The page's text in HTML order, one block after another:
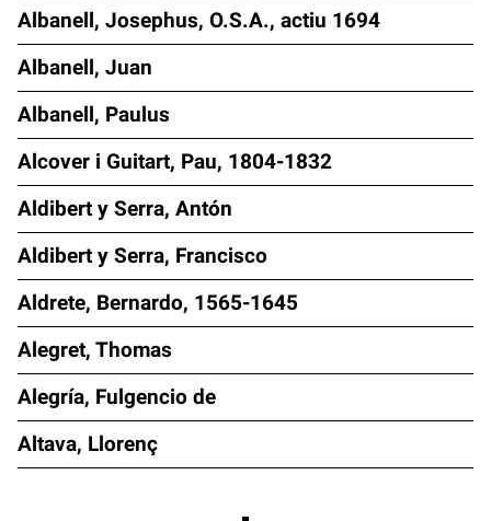
Albanell, Josephus, O.S.A., actiu 1694
Albanell, Juan
Albanell, Paulus
Alcover i Guitart, Pau, 1804-1832
Aldibert y Serra, Antón
Aldibert y Serra, Francisco
Aldrete, Bernardo, 1565-1645
Alegret, Thomas
Alegría, Fulgencio de
Altava, Llorenç